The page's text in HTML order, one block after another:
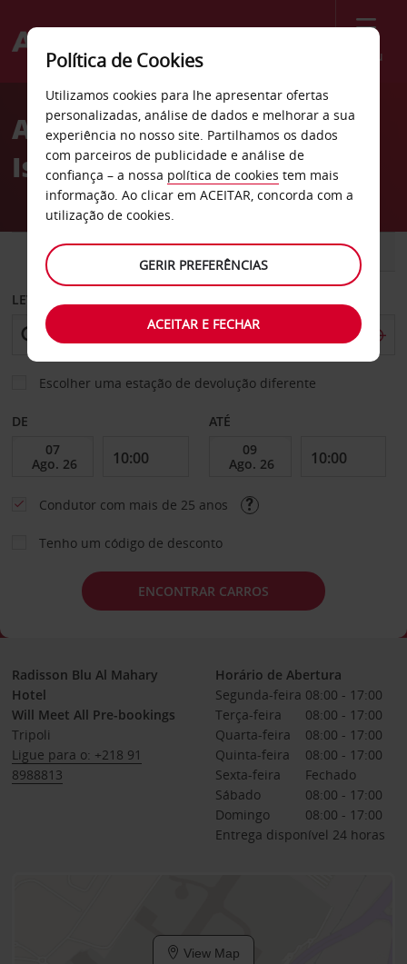
Menu
Welcome
AvisAluguer de carros Edifício
Islamia Dawa
CARRO COMERCIAIS
LEVANTAR EM
Escolher uma estação de devolução diferente
DE ATÉ
Condutor com mais de 25 anos
Tenho um código de desconto
ENCONTRAR CARROS
Radisson Blu Al Mahary
Hotel
Will Meet All Pre-bookings
Tripoli
Ligue para o: +218 91
8988813
Horário de Abertura
Segunda-feira 08:00 - 17:00
Terça-feira
08:00 - 17:00
Quarta-feira
08:00 - 17:00
Quinta-feira
08:00 - 17:00
Sexta-feira
Fechado
Sábado
08:00 - 17:00
Domingo
08:00 - 17:00
Entrega disponível 24 horas
View Map
Política de Cookies
Utilizamos cookies para lhe apresentar ofertas
personalizadas, análise de dados e melhorar a sua
experiência no nosso site. Partilhamos os dados
com parceiros de publicidade e análise de
confiança – a nossa política de cookies tem mais
informação. Ao clicar em ACEITAR, concorda com a
utilização de cookies.
GERIR PREFERÊNCIAS
ACEITAR E FECHAR